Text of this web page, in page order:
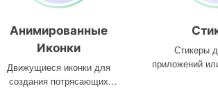
Анимированные
Иконки
Движущиеся иконки для
создания потрясающих
Стикеры
приложений